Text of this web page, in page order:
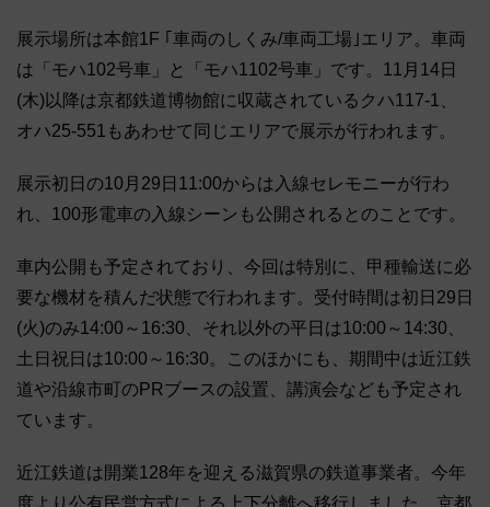
展示場所は本館1F ｢車両のしくみ/車両工場｣エリア。車両
は「モハ102号車」と「モハ1102号車」です。11月14日
(木)以降は京都鉄道博物館に収蔵されているクハ117-1、
オハ25-551もあわせて同じエリアで展示が行われます。
展示初日の10月29日11:00からは入線セレモニーが行わ
れ、100形電車の入線シーンも公開されるとのことです。
車内公開も予定されており、今回は特別に、甲種輸送に必
要な機材を積んだ状態で行われます。受付時間は初日29日
(火)のみ14:00～16:30、それ以外の平日は10:00～14:30、
土日祝日は10:00～16:30。このほかにも、期間中は近江鉄
道や沿線市町のPRブースの設置、講演会なども予定され
ています。
近江鉄道は開業128年を迎える滋賀県の鉄道事業者。今年